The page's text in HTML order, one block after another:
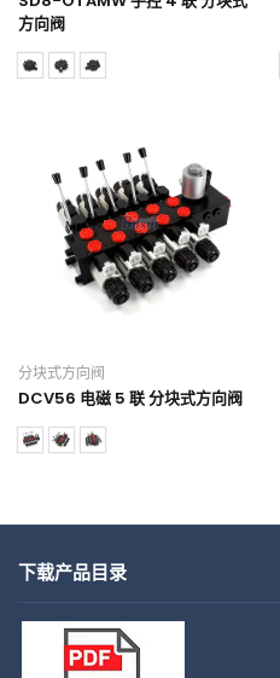
方向阀
分块式方向阀
DCV56 电磁 5 联 分块式方向阀
下载产品目录